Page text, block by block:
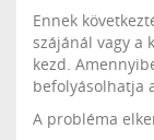
Ennek
szájánál vagy a
kezd.
befolyásolhatja
A probléma